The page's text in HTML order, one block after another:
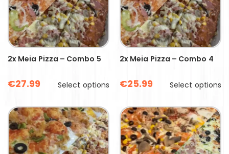
2x Meia Pizza – Combo 5
€27.99 Select options
2x Meia Pizza – Combo 4
€25.99 Select options